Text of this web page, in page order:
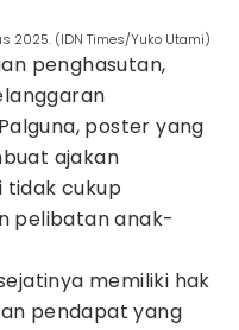
2025. (IDN Times/Yuko Utami)
penghasutan,
poster yang
ajakan
tidak cukup
pelibatan anak-
memiliki hak
pendapat yang